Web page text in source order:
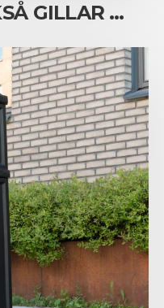
GILLAR …